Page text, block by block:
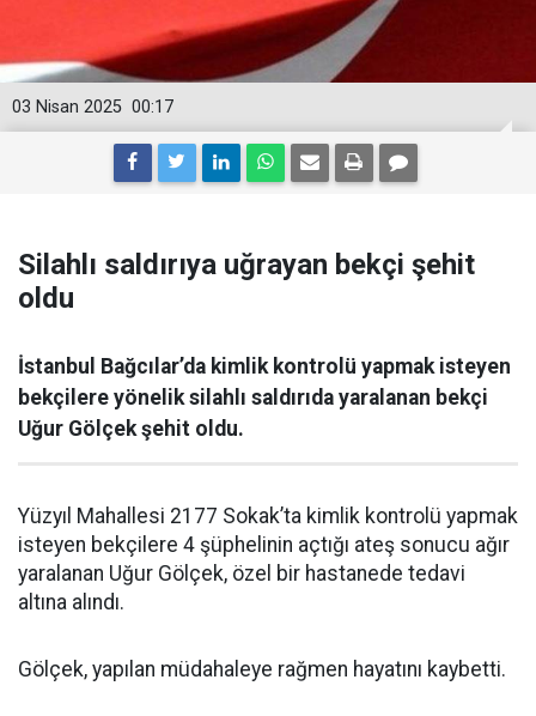
00:17
03 Nisan 2025
Silahlı saldırıya uğrayan bekçi şehit
oldu
İstanbul Bağcılar’da kimlik kontrolü yapmak isteyen
bekçilere yönelik silahlı saldırıda yaralanan bekçi
Uğur Gölçek şehit oldu.
Yüzyıl Mahallesi 2177 Sokak’ta kimlik kontrolü yapmak
isteyen bekçilere 4 şüphelinin açtığı ateş sonucu ağır
yaralanan Uğur Gölçek, özel bir hastanede tedavi
altına alındı.
Gölçek, yapılan müdahaleye rağmen hayatını kaybetti.